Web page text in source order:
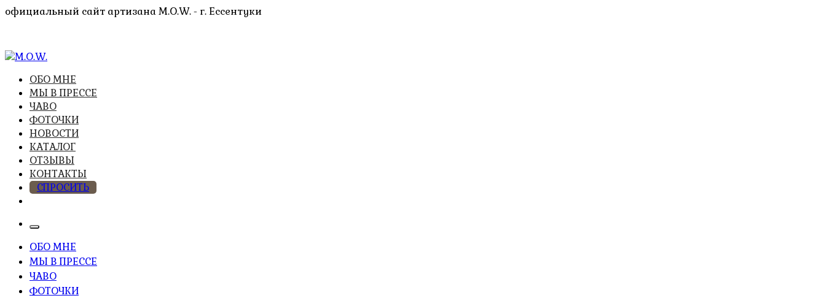
Перейти
официальный сайт артизана M.O.W. - г. Ессентуки
M.O.W.
высочайшее качество из натуральных компонентов
ОБО МНЕ
МЫ В ПРЕССЕ
ЧАВО
ФОТОЧКИ
НОВОСТИ
КАТАЛОГ
ОТЗЫВЫ
КОНТАКТЫ
СПРОСИТЬ
ОБО МНЕ
МЫ В ПРЕССЕ
ЧАВО
ФОТОЧКИ